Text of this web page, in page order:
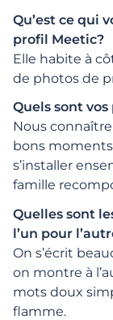
Qu’est ce qui
profil Meetic?
Elle habite à
de photos de
Quels sont
Nous
bons
s’installer
famille
Quelles sont
l’un pour
On s’écrit
on montre à
mots doux
flamme.